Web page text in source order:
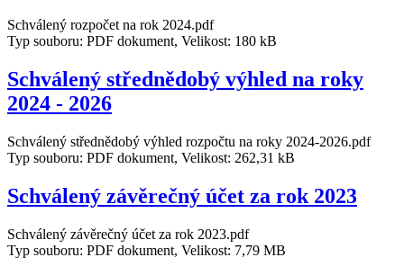
Schválený rozpočet na rok 2024.pdf
Typ souboru: PDF dokument, Velikost: 180 kB
Schválený střednědobý výhled na roky
2024 - 2026
Schválený střednědobý výhled rozpočtu na roky 2024-2026.pdf
Typ souboru: PDF dokument, Velikost: 262,31 kB
Schválený závěrečný účet za rok 2023
Schválený závěrečný účet za rok 2023.pdf
Typ souboru: PDF dokument, Velikost: 7,79 MB